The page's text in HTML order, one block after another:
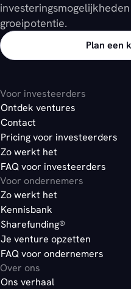
groeipotentie.
Plan een
Voor investeerders
Ontdek ventures
Contact
Pricing voor investeerders
Zo werkt het
FAQ voor investeerders
Voor ondernemers
Zo werkt het
Kennisbank
Sharefunding®
Je venture opzetten
FAQ voor ondernemers
Over ons
Ons verhaal